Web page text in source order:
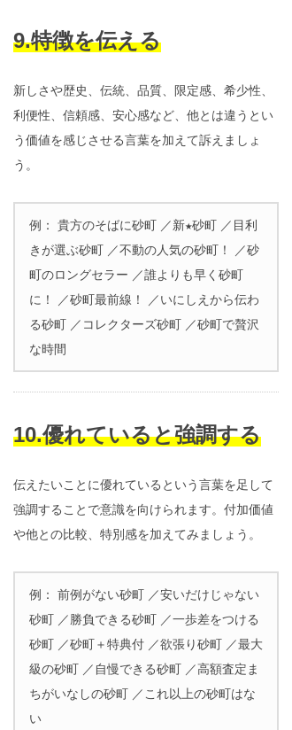
9.特徴を伝える
新しさや歴史、伝統、品質、限定感、希少性、
利便性、信頼感、安心感など、他とは違うとい
う価値を感じさせる言葉を加えて訴えましょ
う。
例： 貴方のそばに砂町 ／新★砂町 ／目利
きが選ぶ砂町 ／不動の人気の砂町！ ／砂
町のロングセラー ／誰よりも早く砂町
に！ ／砂町最前線！ ／いにしえから伝わ
る砂町 ／コレクターズ砂町 ／砂町で贅沢
な時間
10.優れていると強調する
伝えたいことに優れているという言葉を足して
強調することで意識を向けられます。付加価値
や他との比較、特別感を加えてみましょう。
例： 前例がない砂町 ／安いだけじゃない
砂町 ／勝負できる砂町 ／一歩差をつける
砂町 ／砂町＋特典付 ／欲張り砂町 ／最大
級の砂町 ／自慢できる砂町 ／高額査定ま
ちがいなしの砂町 ／これ以上の砂町はな
い